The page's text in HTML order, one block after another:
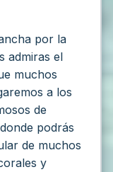
por la
admiras el
muchos
a los
de
podrás
de muchos
y